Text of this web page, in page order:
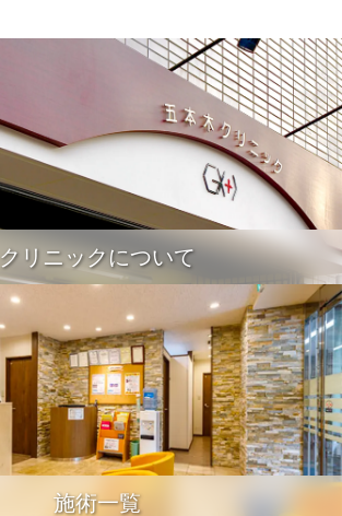
クリニックについて
施術一覧